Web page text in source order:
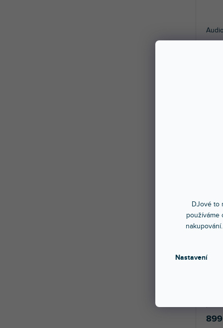
DJové to
používáme
Nastavení